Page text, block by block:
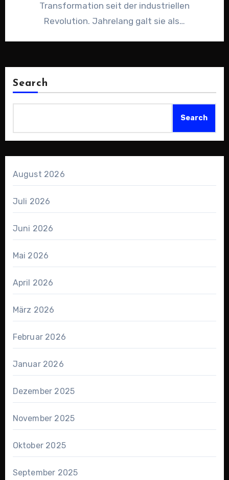
Transformation seit der industriellen
Revolution. Jahrelang galt sie als…
Search
Search
August 2026
Juli 2026
Juni 2026
Mai 2026
April 2026
März 2026
Februar 2026
Januar 2026
Dezember 2025
November 2025
Oktober 2025
September 2025